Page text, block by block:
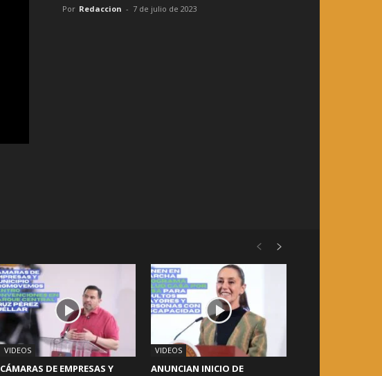
Por Redaccion - 7 de julio de 2023
VIDEOS
CÁMARAS DE EMPRESAS Y
VIDEOS
ANUNCIAN INICIO DE